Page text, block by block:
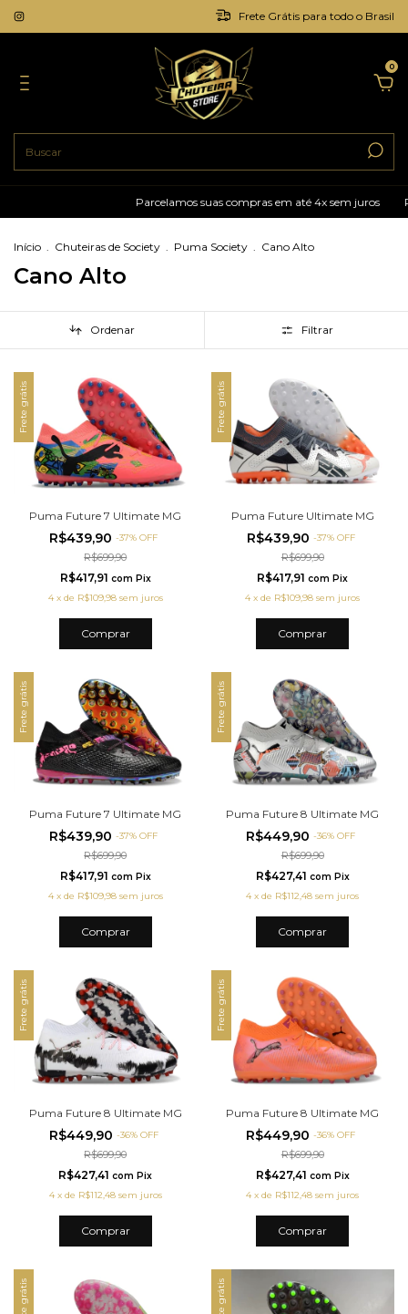
Frete Grátis para todo o Brasil
0
Parcelamos suas compras em até 4x sem juros Pague
Início Chuteiras de Society Puma Society Cano Alto
Cano Alto
Ordenar Filtrar
Frete grátis
Puma Future 7 Ultimate MG
R$439,90-37%OFF
R$699,90
R$417,91 com Pix
4 x de R$109,98 sem juros
Comprar
Frete grátis
Puma Future Ultimate MG
R$439,90 -37% OFF
R$699,90
R$417,91com Pix
4 xde R$109,98 sem juros
Comprar
Frete grátis
Puma Future 7 Ultimate MG
R$439,90-37%OFF
R$699,90
R$417,91 com Pix
4 x de R$109,98 sem juros
Comprar
Frete grátis
Puma Future 8 Ultimate MG
R$449,90-36%OFF
R$699,90
R$427,41 com Pix
4 xde R$112,48 sem juros
Comprar
Frete grátis
Puma Future 8 Ultimate MG
R$449,90 -36% OFF
R$699,90
R$427,41com Pix
4 x de R$112,48 sem juros
Comprar
Frete grátis
Puma Future 8 Ultimate MG
R$449,90-36%OFF
R$699,90
R$427,41 com Pix
4 xde R$112,48 sem juros
Comprar